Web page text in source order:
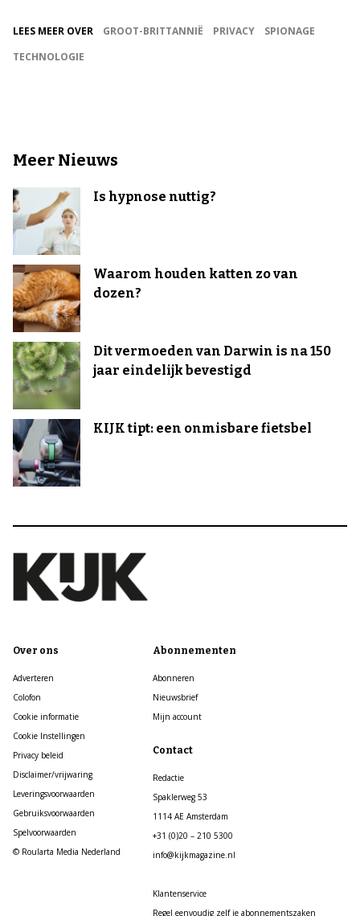
LEES MEER OVER GROOT-BRITTANNIË PRIVACY
SPIONAGE
TECHNOLOGIE
Meer Nieuws
Is hypnose nuttig?
Waarom houden katten zo van
dozen?
Dit vermoeden van Darwin is na 150
jaar eindelijk bevestigd
KIJK tipt: een onmisbare fietsbel
Over ons
Adverteren
Colofon
Cookie informatie
Cookie Instellingen
Privacy beleid
Disclaimer/vrijwaring
Leveringsvoorwaarden
Gebruiksvoorwaarden
Spelvoorwaarden
© Roularta Media Nederland
Abonnementen
Abonneren
Nieuwsbrief
Mijn account
Contact
Redactie
Spaklerweg 53
1114 AE Amsterdam
+31 (0)20 – 210 5300
info@kijkmagazine.nl
Klantenservice
Regel eenvoudig zelf je abonnementszaken